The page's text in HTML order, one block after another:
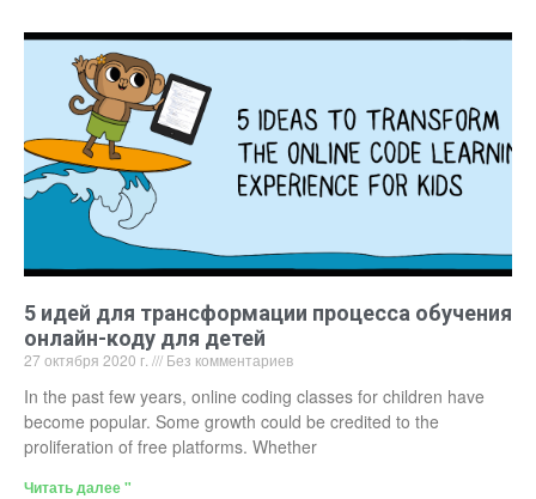
5 идей для трансформации процесса обучения
онлайн-коду для детей
27 октября 2020 г. Без комментариев
In the past few years, online coding classes for children have
become popular. Some growth could be credited to the
proliferation of free platforms. Whether
Читать далее "